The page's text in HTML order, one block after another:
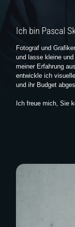
Ich bin Pascal
Fotograf und
und lasse kleine
meiner Erfahrung
entwickle ich
und ihr Budget
Ich freue mich, Sie